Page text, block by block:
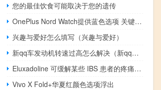
您的最佳饮食可能取决于您的遗传
OnePlus Nord Watch提供蓝色选项 关键规格泄露
兴趣与爱好怎么填写（兴趣与爱好）
新qq车发动机转速过高怎么解决（新qq车）
Eluxadoline 可缓解某些 IBS 患者的疼痛和腹泻
Vivo X Fold+华夏红颜色选项浮出